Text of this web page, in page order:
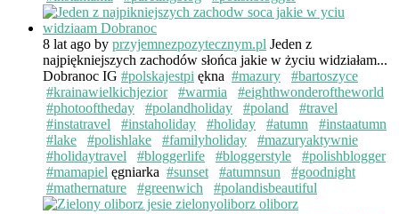
8 lat ago by przyjemnezpozytecznym.pl Jeden z
najpiękniejszych zachodów słońca jakie w życiu widziałam...
Dobranoc IG #polskajestpi ękna #mazury
#bartoszyce
#krainawielkichjezior
#warmia
#eighthwonderoftheworld
#photooftheday
#polandholiday #poland
#travel
#instatravel
#instaholiday #holiday #atumn
#instaatumn
#lake
#polishlake #familyholiday
#mazuryaktywnie
#holidaytravel
#bloggerlife #bloggerstyle
#polishblogger
#mamapiel ęgniarka #sunset #atumnsun
#goodnight
#mathernature
#greenwich #polandisbeautiful